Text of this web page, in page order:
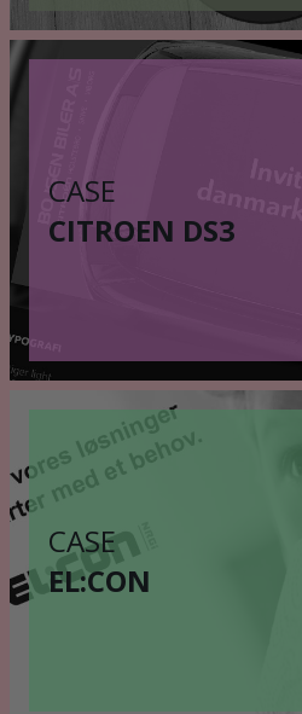
CASE
CITROEN DS3
CASE
EL:CON